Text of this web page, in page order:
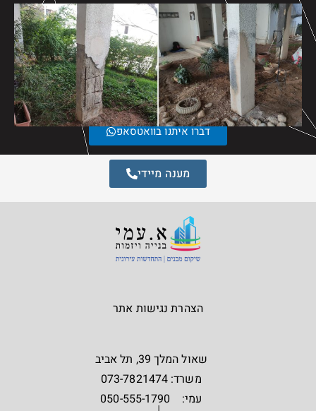
דברו איתנו בוואטסאפ
מענה מיידי
הצהרת נגישות אתר
שאול המלך 39, תל אביב
משרד: 073-7821474
עמי: 050-555-1790